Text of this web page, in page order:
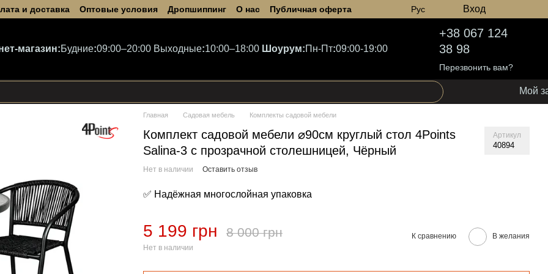
и доставка Оптовые условия Дропшиппинг О нас
Публичная оферта
Рус Вход
магазин:Будние:09:00–20:00 Выходные:10:00–18:00 Шоурум:Пн-Пт:09:00-19:00
+38 067 124
38 98
Перезвонить вам?
Мой
Главная Садовая мебель Комплекты садовой мебели
Комплект садовой мебели ⌀90см круглый стол 4Points
Salina-3 с прозрачной столешницей, Чёрный
Артикул
40894
Нет в наличии Оставить отзыв
✅ Надёжная многослойная упаковка
5 199 грн 8 000 грн
Нет в наличии
К сравнению В желания